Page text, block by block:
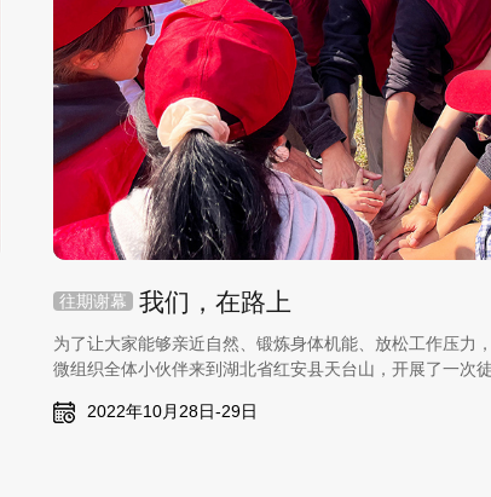
往期谢幕 我们，在路上
为了让大家能够亲近自然、锻炼身体机能、放松工作压力
微组织全体小伙伴来到湖北省红安县天台山，开展了一次徒
2022年10月28日-29日